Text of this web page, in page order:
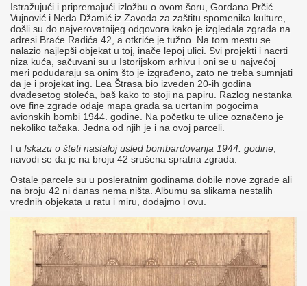
Istražujući i pripremajući izložbu o ovom šoru, Gordana Prčić
Vujnović i Neda Džamić iz Zavoda za zaštitu spomenika kulture,
došli su do najverovatnijeg odgovora kako je izgledala zgrada na
adresi Braće Radića 42, a otkriće je tužno. Na tom mestu se
nalazio najlepši objekat u toj, inače lepoj ulici. Svi projekti i nacrti
niza kuća, sačuvani su u Istorijskom arhivu i oni se u najvećoj
meri podudaraju sa onim što je izgrađeno, zato ne treba sumnjati
da je i projekat ing. Lea Štrasa bio izveden 20-ih godina
dvadesetog stoleća, baš kako to stoji na papiru. Razlog nestanka
ove fine zgrade odaje mapa grada sa ucrtanim pogocima
avionskih bombi 1944. godine. Na početku te ulice označeno je
nekoliko tačaka. Jedna od njih je i na ovoj parceli.
I u Iskazu o šteti nastaloj usled bombardovanja 1944. godine
navodi se da je na broju 42 srušena spratna zgrada.
Ostale parcele su u posleratnim godinama dobile nove zgrade ali
na broju 42 ni danas nema ništa. Albumu sa slikama nestalih
vrednih objekata u ratu i miru, dodajmo i ovu.